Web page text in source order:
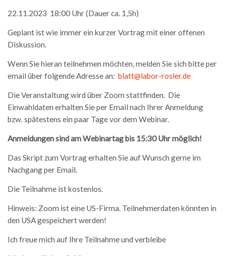
22.11.2023 18:00 Uhr (Dauer ca. 1,5h)
Geplant ist wie immer ein kurzer Vortrag mit einer offenen
Diskussion.
Wenn Sie hieran teilnehmen möchten, melden Sie sich bitte per
email über folgende Adresse an: blatt@labor-rosler.de
Die Veranstaltung wird über Zoom stattfinden. Die
Einwahldaten erhalten Sie per Email nach Ihrer Anmeldung
bzw. spätestens ein paar Tage vor dem Webinar.
Anmeldungen sind am Webinartag bis 15:30 Uhr möglich!
Das Skript zum Vortrag erhalten Sie auf Wunsch gerne im
Nachgang per Email.
Die Teilnahme ist kostenlos.
Hinweis: Zoom ist eine US-Firma. Teilnehmerdaten könnten in
den USA gespeichert werden!
Ich freue mich auf Ihre Teilnahme und verbleibe